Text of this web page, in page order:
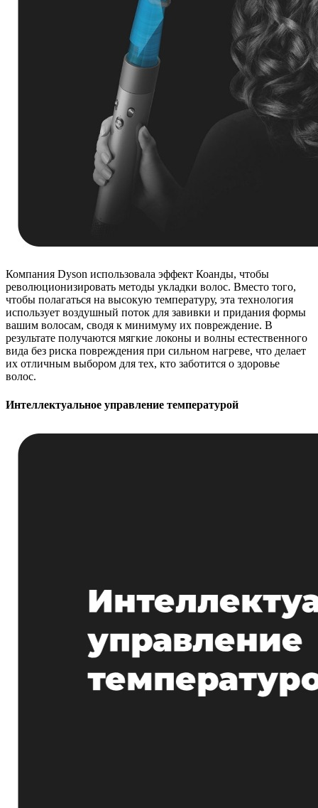
Компания Dyson использовала эффект Коанды, чтобы
революционизировать методы укладки волос. Вместо того,
чтобы полагаться на высокую температуру, эта технология
использует воздушный поток для завивки и придания формы
вашим волосам, сводя к минимуму их повреждение. В
результате получаются мягкие локоны и волны естественного
вида без риска повреждения при сильном нагреве, что делает
их отличным выбором для тех, кто заботится о здоровье
волос.
Интеллектуальное управление температурой